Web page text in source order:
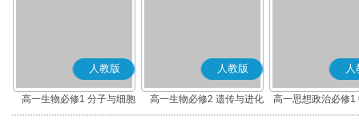
人教版
高一生物必修1 分子与细胞
人教版
高一生物必修2 遗传与进化
人
高一思想政治必修1
社会主义(部